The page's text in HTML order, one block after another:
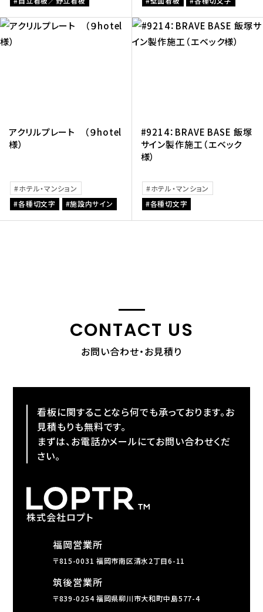
アクリルプレート （９hotel
様）
ホテル・マンション
各種切文字
施設内サイン
#9214：BRAVE BASE 飯塚
サイン製作施工（エベック
様）
ホテル・マンション
各種切文字
CONTACT US
お問い合わせ・お見積り
看板に関することなら何でも承っております。お
見積もりも無料です。
まずは、お電話かメールにてお問い合わせくだ
さい。
株式会社ロプト
福岡営業所
〒815-0031 福岡市南区清水2丁目6-11
筑後営業所
〒839-0254 福岡県柳川市大和町中島577-4